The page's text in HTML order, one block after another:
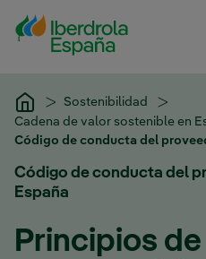
Saltar al contenido principal
Sostenibilidad
Cadena de valor sostenible en
Código de conducta del
Código de conducta del
España
Principios